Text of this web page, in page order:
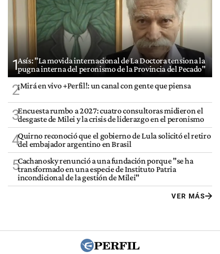
1Asís: "La movida internacional de La Doctora tensiona la
pugna interna del peronismo de la Provincia del Pecado"
2¡Mirá en vivo +Perfil!: un canal con gente que piensa
3Encuesta rumbo a 2027: cuatro consultoras midieron el
desgaste de Milei y la crisis de liderazgo en el peronismo
4Quirno reconoció que el gobierno de Lula solicitó el retiro
del embajador argentino en Brasil
5Cachanosky renunció a una fundación porque "se ha
transformado en una especie de Instituto Patria
incondicional de la gestión de Milei"
VER MÁS